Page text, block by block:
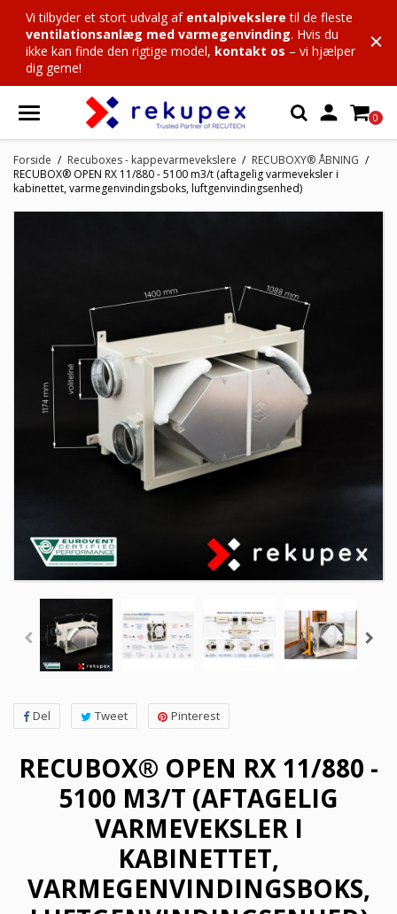
Vi tilbyder et stort udvalg af entalpivekslere til de fleste
ventilationsanlæg med varmegenvinding. Hvis du
ikke kan finde den rigtige model, kontakt os – vi hjælper
dig gerne!
 0
Forside Recuboxes - kappevarmevekslere
RECUBOXY® ÅBNING
RECUBOX® OPEN RX 11/880 - 5100 m3/t (aftagelig varmeveksler i
kabinettet, varmegenvindingsboks, luftgenvindingsenhed)
Del Tweet Pinterest
RECUBOX® OPEN RX 11/880 -
5100 M3/T (AFTAGELIG
VARMEVEKSLER I
KABINETTET,
VARMEGENVINDINGSBOKS,